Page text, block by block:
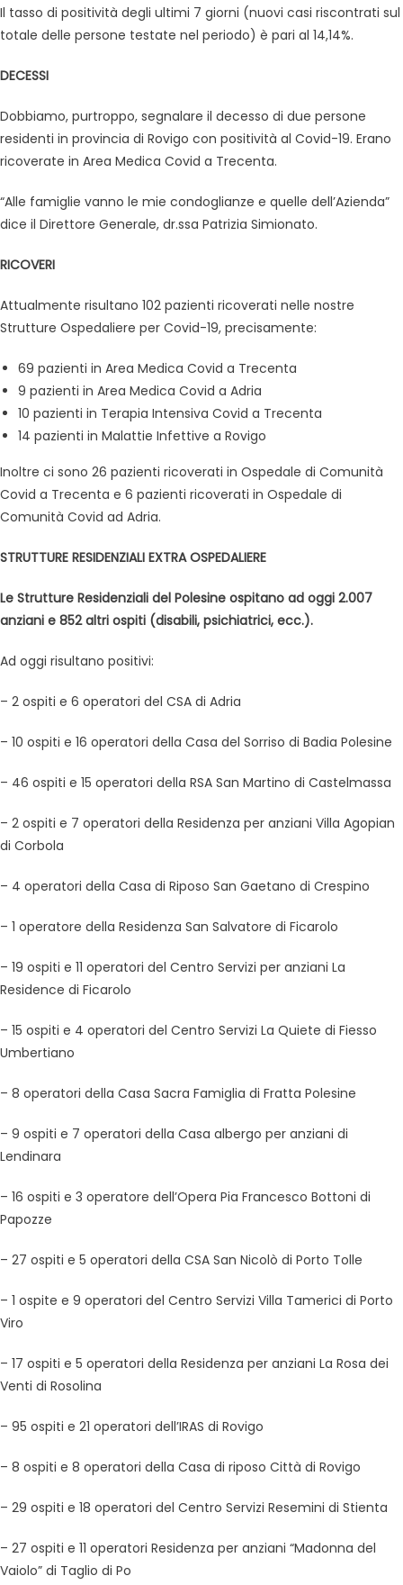
Il tasso di positività degli ultimi 7 giorni (nuovi casi riscontrati sul
totale delle persone testate nel periodo) è pari al 14,14%.
DECESSI
Dobbiamo, purtroppo, segnalare il decesso di due persone
residenti in provincia di Rovigo con positività al Covid-19. Erano
ricoverate in Area Medica Covid a Trecenta.
“Alle famiglie vanno le mie condoglianze e quelle dell’Azienda”
dice il Direttore Generale, dr.ssa Patrizia Simionato.
RICOVERI
Attualmente risultano 102 pazienti ricoverati nelle nostre
Strutture Ospedaliere per Covid-19, precisamente:
69 pazienti in Area Medica Covid a Trecenta
9 pazienti in Area Medica Covid a Adria
10 pazienti in Terapia Intensiva Covid a Trecenta
14 pazienti in Malattie Infettive a Rovigo
Inoltre ci sono 26 pazienti ricoverati in Ospedale di Comunità
Covid a Trecenta e 6 pazienti ricoverati in Ospedale di
Comunità Covid ad Adria.
STRUTTURE RESIDENZIALI EXTRA OSPEDALIERE
Le Strutture Residenziali del Polesine ospitano ad oggi 2.007
anziani e 852 altri ospiti (disabili, psichiatrici, ecc.).
Ad oggi risultano positivi:
– 2 ospiti e 6 operatori del CSA di Adria
– 10 ospiti e 16 operatori della Casa del Sorriso di Badia Polesine
– 46 ospiti e 15 operatori della RSA San Martino di Castelmassa
– 2 ospiti e 7 operatori della Residenza per anziani Villa Agopian
di Corbola
– 4 operatori della Casa di Riposo San Gaetano di Crespino
– 1 operatore della Residenza San Salvatore di Ficarolo
– 19 ospiti e 11 operatori del Centro Servizi per anziani La
Residence di Ficarolo
– 15 ospiti e 4 operatori del Centro Servizi La Quiete di Fiesso
Umbertiano
– 8 operatori della Casa Sacra Famiglia di Fratta Polesine
– 9 ospiti e 7 operatori della Casa albergo per anziani di
Lendinara
– 16 ospiti e 3 operatore dell’Opera Pia Francesco Bottoni di
Papozze
– 27 ospiti e 5 operatori della CSA San Nicolò di Porto Tolle
– 1 ospite e 9 operatori del Centro Servizi Villa Tamerici di Porto
Viro
– 17 ospiti e 5 operatori della Residenza per anziani La Rosa dei
Venti di Rosolina
– 95 ospiti e 21 operatori dell’IRAS di Rovigo
– 8 ospiti e 8 operatori della Casa di riposo Città di Rovigo
– 29 ospiti e 18 operatori del Centro Servizi Resemini di Stienta
– 27 ospiti e 11 operatori Residenza per anziani “Madonna del
Vaiolo” di Taglio di Po